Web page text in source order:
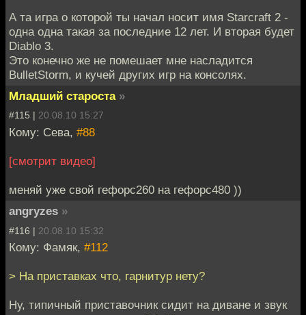
А та игра о которой ты начал носит имя Starcraft 2 -
одна одна такая за последние 12 лет. И вторая будет
Diablo 3.
Это конечно же не помешает мне насладится
BulletStorm, и кучей других игр на консолях.
Младший староста »
#115 | 20.08.10 15:27
Кому: Сева, #88
[смотрит видео]
меняй уже свой гефорс260 на гефорс480 ))
angryzes »
#116 | 20.08.10 15:32
Кому: Фамяк, #112
> На приставках что, гарнитур нету?
Ну, типичный приставочник сидит на диване и звук